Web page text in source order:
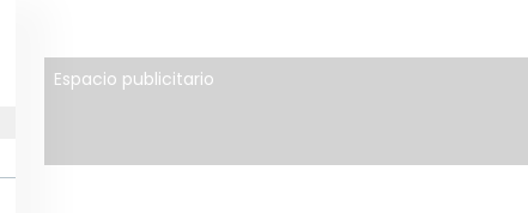
Espacio publicitario